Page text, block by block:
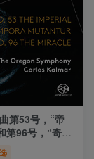
第53号，“帝
96号，“奇迹”